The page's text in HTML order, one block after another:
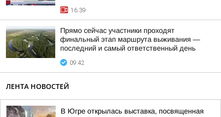
16:39
Прямо сейчас участники проходят
финальный этап маршрута выживания —
последний и самый ответственный день
09:42
ЛЕНТА НОВОСТЕЙ
В Югре открылась выставка, посвященная